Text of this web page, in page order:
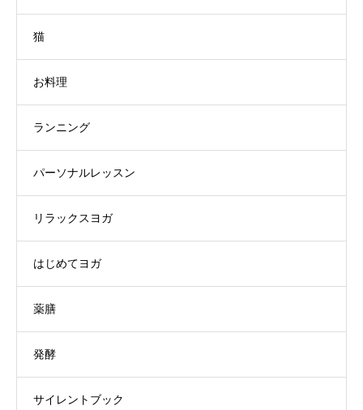
猫
お料理
ランニング
パーソナルレッスン
リラックスヨガ
はじめてヨガ
薬膳
発酵
サイレントブック